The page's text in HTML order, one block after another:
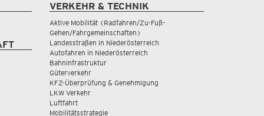
VERKEHR & TECHNIK
Aktive Mobilität (Radfahren/Zu-Fuß-
Gehen/Fahrgemeinschaften)
Landesstraßen in Niederösterreich
Autofahren in Niederösterreich
Bahninfrastruktur
Güterverkehr
KFZ-Überprüfung & Genehmigung
LKW Verkehr
Luftfahrt
Mobilitätsstrategie